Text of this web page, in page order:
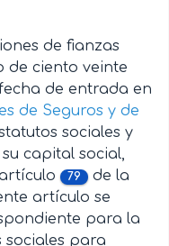
de fianzas
de ciento veinte
de entrada en
de Seguros y de
sociales y
capital social,
79
de la
artículo se
para la
sociales para